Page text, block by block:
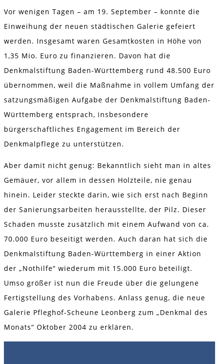
Vor wenigen Tagen – am 19. September – konnte die
Einweihung der neuen städtischen Galerie gefeiert
werden. Insgesamt waren Gesamtkosten in Höhe von
1,35 Mio. Euro zu finanzieren. Davon hat die
Denkmalstiftung Baden-Württemberg rund 48.500 Euro
übernommen, weil die Maßnahme in vollem Umfang der
satzungsmäßigen Aufgabe der Denkmalstiftung Baden-
Württemberg entsprach, insbesondere
bürgerschaftliches Engagement im Bereich der
Denkmalpflege zu unterstützen.
Aber damit nicht genug: Bekanntlich sieht man in altes
Gemäuer, vor allem in dessen Holzteile, nie genau
hinein. Leider steckte darin, wie sich erst nach Beginn
der Sanierungsarbeiten herausstellte, der Pilz. Dieser
Schaden musste zusätzlich mit einem Aufwand von ca.
70.000 Euro beseitigt werden. Auch daran hat sich die
Denkmalstiftung Baden-Württemberg in einer Aktion
der „Nothilfe“ wiederum mit 15.000 Euro beteiligt.
Umso größer ist nun die Freude über die gelungene
Fertigstellung des Vorhabens. Anlass genug, die neue
Galerie Pfleghof-Scheune Leonberg zum „Denkmal des
Monats“ Oktober 2004 zu erklären.